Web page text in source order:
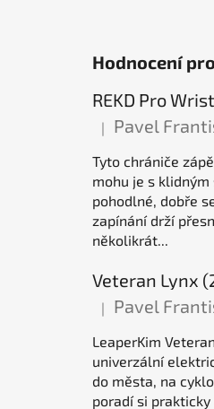
Hodnocení
Hodnocení
| Pavel
Tyto chrániče
mohu je s klidným
pohodlné, dobře
zapínání drží
několikrát...
Hodnocení
| Pavel
LeaperKim
univerzální
do města, na
poradí si